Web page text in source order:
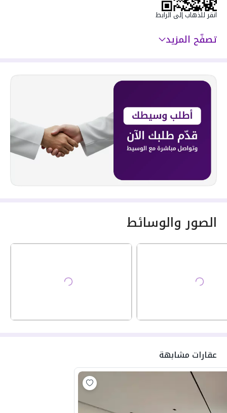
انقر للذهاب إلى الرابط
تصفّح المزيد
الصور والوسائط
عقارات مشابهة